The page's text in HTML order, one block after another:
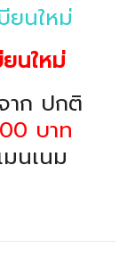
ยนใหม่
นใหม่
าก ปกติ
บาท
มนเนม